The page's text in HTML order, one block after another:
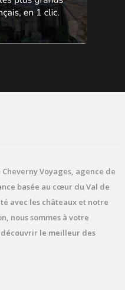
Voyages, agence de
basée au cœur du Val de
avec les châteaux et notre
nous sommes à votre
le meilleur des